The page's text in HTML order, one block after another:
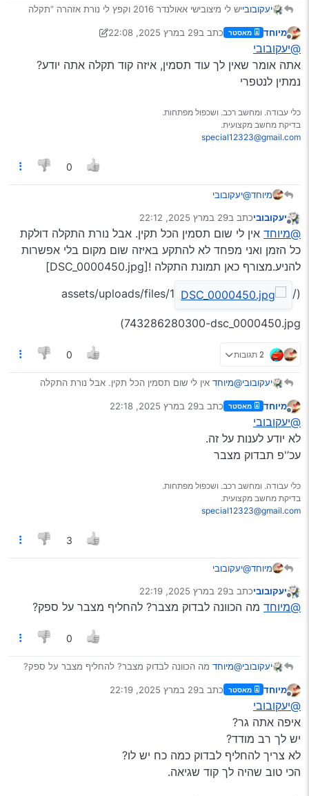
יעקובובי
יש לי מיצובישי אאולנדר 2016 וקפץ לי נורת אזהרה “תקלה
תקול”. האם באמת עלי להחליף את כפתור ההנעה? מי
אני לא רואה בפועל שום תקלה. אולי זה סימן לתקלה אחרת?
מוסכניק אחד אמר לי בטלפון "אין סיכוי שהבעיה בכפתור
מיוחד מאסטר כתב ב29 במרץ 2025, 22:08
נערך לאחרונה על ידי מיוחד
@יעקובובי
אתה אומר שאין לך עוד תסמין, איזה קוד תקלה אתה יודע?
נמתין לנטפרי
כלי עבודה. ומחשב רכב. ושכפול מפתחות.
בדיקת מחשב מקצועית.
special12323@gmail.com
0
מיוחד@יעקובובי
נמתין לנטפרי יעקובוביכתב ב29 במרץ 2025, 22:12
נערך לאחרונה על ידי
@מיוחד אין לי שום תסמין הכל תקין. אבל נורת התקלה דולקת
כל הזמן ואני מפחד לא להתקע באיזה שום מקום בלי אפשרות
להניע.מצורף כאן תמונת התקלה ![DSC_0000450.jpg]
(/assets/uploads/files/1
743286280300-dsc_0000450.jpg)
2 תגובות 0
יעקובובי@מיוחד אין לי שום תסמין הכל תקין. אבל נורת התקלה
אפשרות להניע.מצורף כאן תמונת התקלה !
743286280300-
מיוחד מאסטר כתב ב29 במרץ 2025, 22:18
נערך לאחרונה על ידי
@יעקובובי
לא יודע לענות על זה.
עכ’'פ תבדוק מצבר
כלי עבודה. ומחשב רכב. ושכפול מפתחות.
בדיקת מחשב מקצועית.
special12323@gmail.com
3
מיוחד@יעקובובי
עכ’'פ תבדוק מצבר יעקובוביכתב ב29 במרץ 2025, 22:19
נערך לאחרונה על ידי
@מיוחד מה הכוונה לבדוק מצבר? להחליף מצבר על ספק?
0
יעקובובי@מיוחד מה הכוונה לבדוק מצבר? להחליף מצבר על ספק?
מנותק
מיוחד מאסטר כתב ב29 במרץ 2025, 22:19
נערך לאחרונה על ידי
@יעקובובי
איפה אתה גר?
יש לך רב מודד?
לא צריך להחליף לבדוק כמה כח יש לו?
הכי טוב שהיה לך קוד שגיאה.